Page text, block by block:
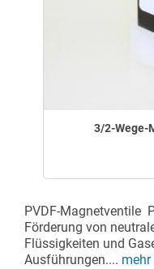
3/2-Wege-
PVDF-Magnetventile
Förderung von
Flüssigkeiten und
Ausführungen.... mehr